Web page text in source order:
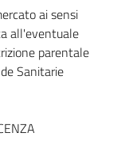
ai sensi
all'eventuale
parentale
Sanitarie